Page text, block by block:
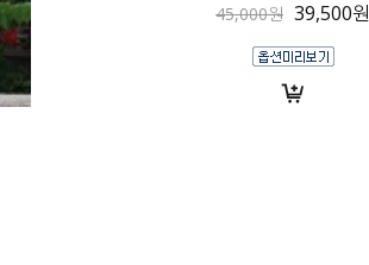
45,000원 39,500원